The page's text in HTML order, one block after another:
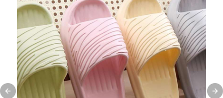
Previous slide